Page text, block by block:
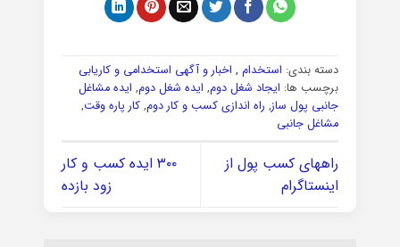
دسته بندی: استخدام , اخبار و آگهی استخدامی و کاریابی
برچسب ها: ایجاد شغل دوم, ایده شغل دوم, ایده مشاغل
جانبی پول ساز, راه اندازی کسب و کار دوم, کار پاره وقت,
مشاغل جانبی
راههای کسب پول از
اینستاگرام
۳۰۰ ایده کسب و کار
زود بازده